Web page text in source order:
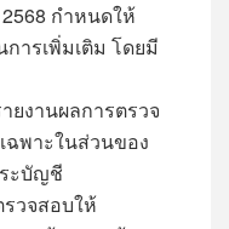
กำหนดให้
ารเพิ่มเติม โดยมี
งานผลการตรวจ
ฉพาะในส่วนของ
ะบัญชี
วจสอบให้